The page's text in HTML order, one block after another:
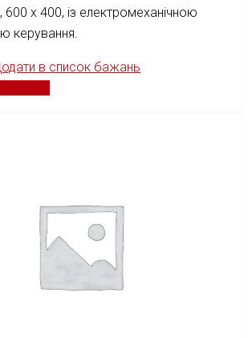
600 х 400, із електромеханічною
керування.
в список бажань